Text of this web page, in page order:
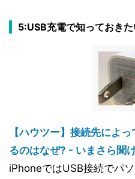
5:USB充電で知っておき
【ハウツー】接続先によ
るのはなぜ? - いまさら聞
iPhoneではUSB接続でパ